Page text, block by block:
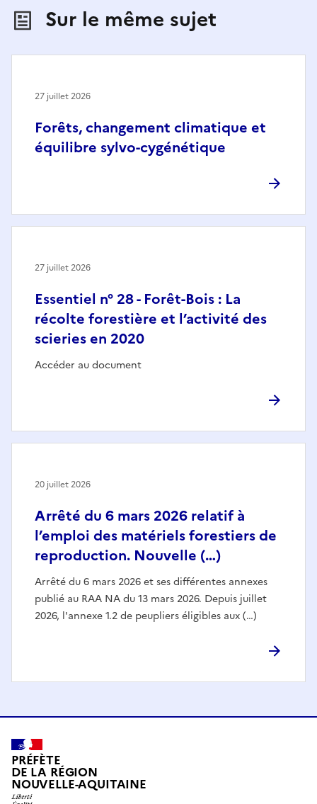
Sur le même sujet
Forêts, changement climatique et
équilibre sylvo-cygénétique
27 juillet 2026
Essentiel n° 28 - Forêt-Bois : La
récolte forestière et l’activité des
scieries en 2020
Accéder au document
27 juillet 2026
Arrêté du 6 mars 2026 relatif à
l’emploi des matériels forestiers de
reproduction. Nouvelle (…)
Arrêté du 6 mars 2026 et ses différentes annexes
publié au RAA NA du 13 mars 2026. Depuis juillet
2026, l'annexe 1.2 de peupliers éligibles aux (…)
20 juillet 2026
PRÉFÈTE
DE LA RÉGION
NOUVELLE-AQUITAINE